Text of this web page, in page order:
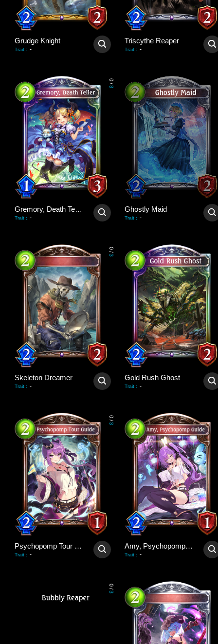
Grudge Knight
Trait : -
Triscythe Reaper
Trait : -
0
/
3
Gremory, Death Teller
Trait : -
Ghostly Maid
Trait : -
0
/
3
Skeleton Dreamer
Trait : -
Gold Rush Ghost
Trait : -
0
/
3
Psychopomp Tour Guide
Trait : -
Amy, Psychopomp Guide
Trait : -
0
/
3